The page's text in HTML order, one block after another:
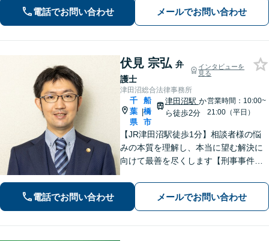
業詐欺による被害など、複雑な事情を
抱えた借金問題について豊富な解決実
電話でお問い合わせ メールでお問い合わせ
伏見 宗弘 弁
護士
インタビューを
見る
津田沼総合法律事務所
千
葉
県
|
船
橋
市
津田沼駅 か
ら徒歩2分
営業時間：10:00~
21:00（平日）
【JR津田沼駅徒歩1分】相談者様の悩
みの本質を理解し、本当に望む解決に
向けて最善を尽くします【刑事事件】
い【交通事故】医療費の打ち切り、後
遺障害等級認定など。保険会社との対
等な交渉にはぜひ弁護士にご依頼を！
電話でお問い合わせ メールでお問い合わせ